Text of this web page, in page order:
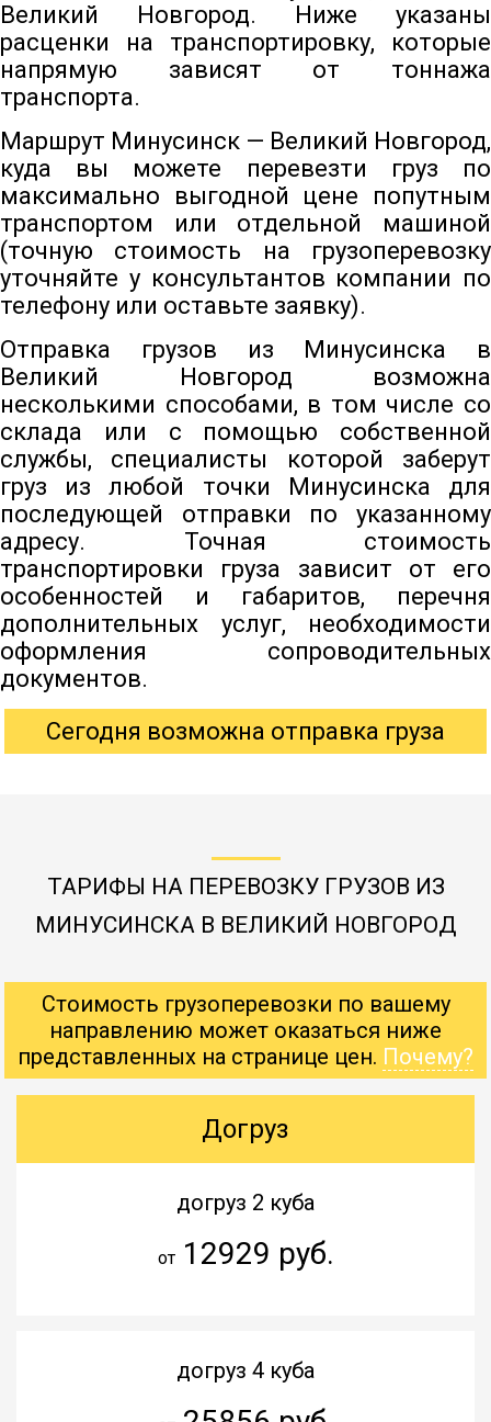
Великий Новгород. Ниже указаны
расценки на транспортировку, которые
напрямую зависят от тоннажа
транспорта.
Маршрут Минусинск — Великий Новгород,
куда вы можете перевезти груз по
максимально выгодной цене попутным
транспортом или отдельной машиной
(точную стоимость на грузоперевозку
уточняйте у консультантов компании по
телефону или оставьте заявку).
Отправка грузов из Минусинска в
Великий Новгород возможна
несколькими способами, в том числе со
склада или с помощью собственной
службы, специалисты которой заберут
груз из любой точки Минусинска для
последующей отправки по указанному
адресу. Точная стоимость
транспортировки груза зависит от его
особенностей и габаритов, перечня
дополнительных услуг, необходимости
оформления сопроводительных
документов.
Сегодня возможна отправка груза
ТАРИФЫ НА ПЕРЕВОЗКУ ГРУЗОВ ИЗ
МИНУСИНСКА В ВЕЛИКИЙ НОВГОРОД
Стоимость грузоперевозки по вашему
направлению может оказаться ниже
представленных на странице цен. Почему?
Догруз
догруз 2 куба
от12929 руб.
догруз 4 куба